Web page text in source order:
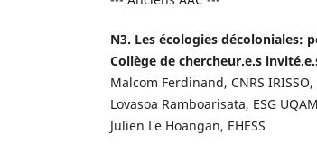
N3. Les écologies décoloniales:
Collège de chercheur.e.s
Malcom Ferdinand, CNRS
Lovasoa Ramboarisata, ESG UQAM
Julien Le Hoangan, EHESS